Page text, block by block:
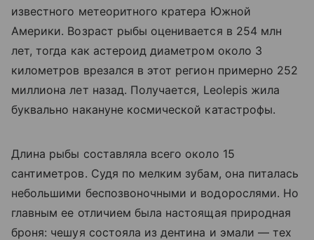
известного метеоритного кратера Южной
Америки. Возраст рыбы оценивается в 254 млн
лет, тогда как астероид диаметром около 3
километров врезался в этот регион примерно 252
миллиона лет назад. Получается, Leolepis жила
буквально накануне космической катастрофы.
Длина рыбы составляла всего около 15
сантиметров. Судя по мелким зубам, она питалась
небольшими беспозвоночными и водорослями. Но
главным ее отличием была настоящая природная
броня: чешуя состояла из дентина и эмали — тех